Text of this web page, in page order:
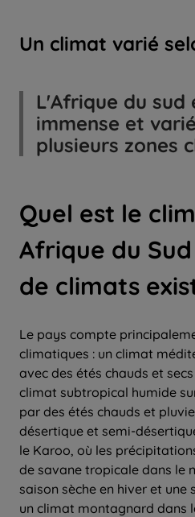
Un climat varié
L'Afrique du sud
immense et
plusieurs zones
Quel est le
Afrique du Sud
de climats
Le pays compte
climatiques : un climat
avec des étés chauds et
climat subtropical humide
par des étés chauds et
désertique et semi-
le Karoo, où les
de savane tropicale dans le
saison sèche en hiver et une
un climat montagnard dans